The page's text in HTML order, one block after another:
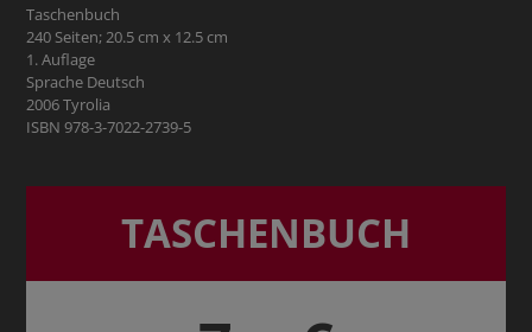
Taschenbuch
240 Seiten; 20.5 cm x 12.5 cm
1. Auflage
Sprache Deutsch
2006 Tyrolia
ISBN 978-3-7022-2739-5
TASCHENBUCH